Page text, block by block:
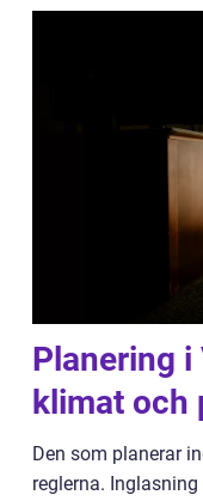
Planering i
klimat och
Den som planerar
reglerna.